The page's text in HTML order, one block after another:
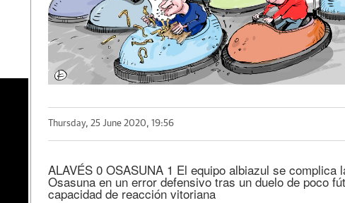
Thursday, 25 June 2020, 19:56
ALAVÉS 0 OSASUNA 1 El equipo albiazul se
Osasuna en un error defensivo tras un duelo de poco
capacidad de reacción vitoriana